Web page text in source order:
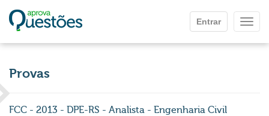
Entrar
Provas
FCC - 2013 - DPE-RS - Analista - Engenharia Civil